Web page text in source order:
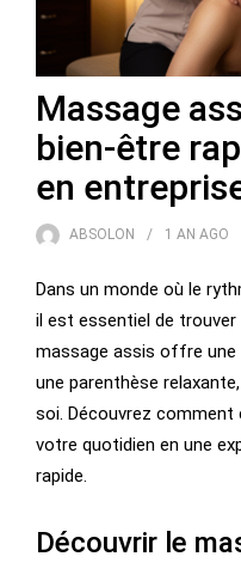
Massage
bien-être
en
ABSOLON 1 AN AGO
Dans un monde où le
il est essentiel de
massage assis offre une
une parenthèse
soi. Découvrez
votre quotidien en une
rapide.
Découvrir le